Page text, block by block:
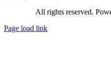
All rights reserved.
Page load link